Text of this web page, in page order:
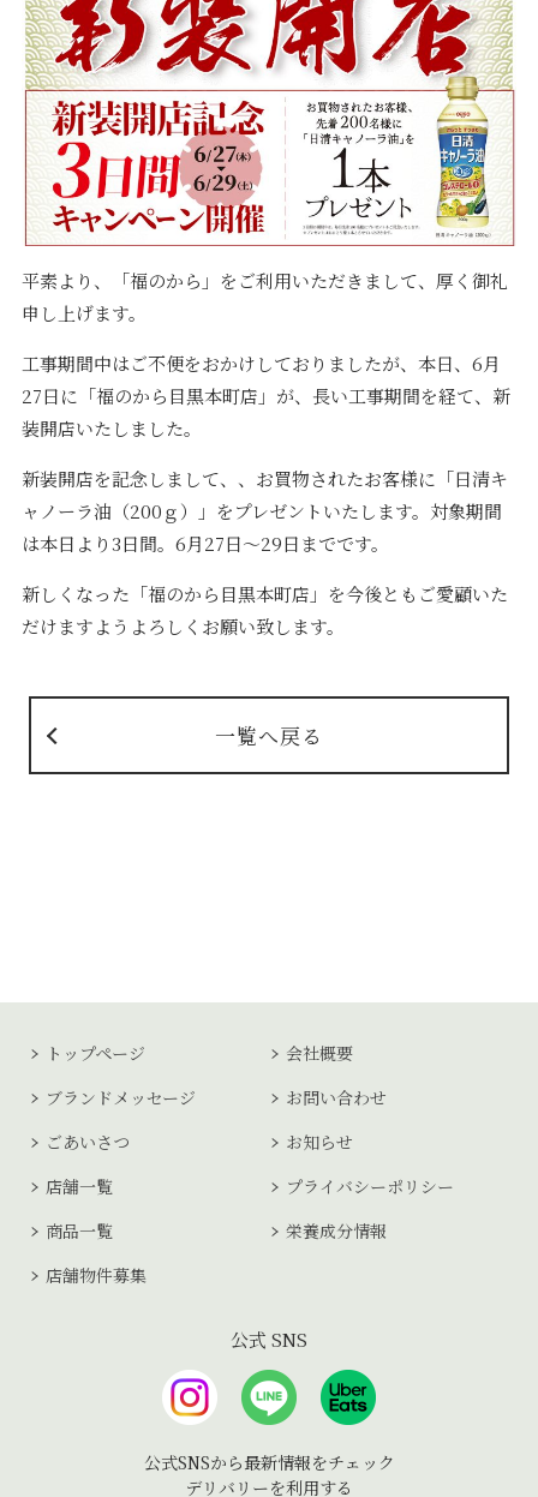
平素より、「福のから」をご利用いただきまして、厚く御礼
申し上げます。
工事期間中はご不便をおかけしておりましたが、本日、6月
27日に「福のから目黒本町店」が、長い工事期間を経て、新
装開店いたしました。
新装開店を記念しまして、、お買物されたお客様に「日清キ
ャノーラ油（200ｇ）」をプレゼントいたします。対象期間
は本日より3日間。6月27日～29日までです。
新しくなった「福のから目黒本町店」を今後ともご愛顧いた
だけますようよろしくお願い致します。
一覧へ戻る
トップページ
会社概要
ブランドメッセージ
お問い合わせ
ごあいさつ
お知らせ
店舗一覧
プライバシーポリシー
商品一覧
栄養成分情報
店舗物件募集
公式 SNS
公式SNSから最新情報をチェック
デリバリーを利用する